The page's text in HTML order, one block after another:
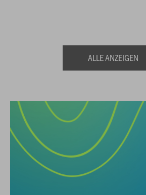
ALLE ANZEIGEN